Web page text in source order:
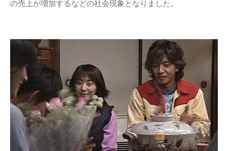
の売上が増加するなどの社会現象となりました。